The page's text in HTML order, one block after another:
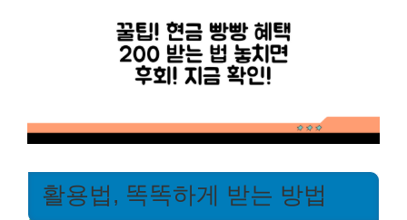
활용법, 똑똑하게 받는 방법